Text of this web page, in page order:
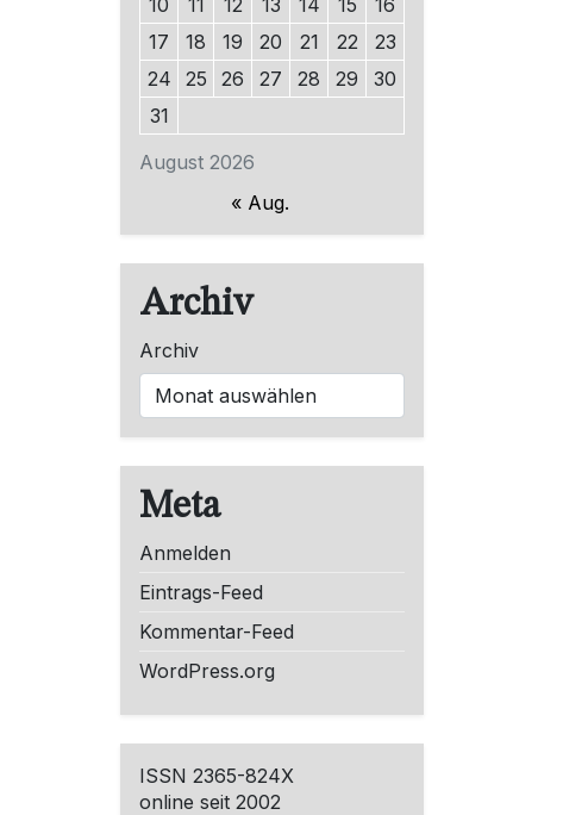
August 2026
17
18 19 20 21 22
23
24
25 26 27 28 29
30
31
« Aug.
Archiv
Archiv
Meta
Anmelden
Eintrags-Feed
Kommentar-Feed
WordPress.org
ISSN 2365-824X
online seit 2002